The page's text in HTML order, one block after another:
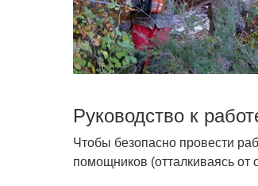
Руководство к
Чтобы безопасно провести
помощников (отталкиваясь от